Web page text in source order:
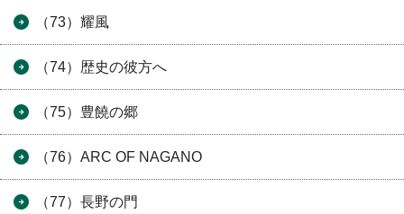
（73）耀風
（74）歴史の彼方へ
（75）豊饒の郷
（76）ARC OF NAGANO
（77）長野の門